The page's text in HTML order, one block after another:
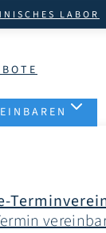
LABOR